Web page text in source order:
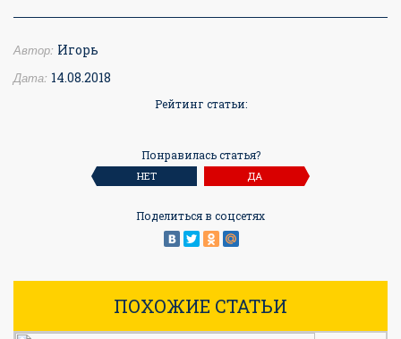
Автор: Игорь
Дата: 14.08.2018
Рейтинг статьи:
Понравилась статья?
НЕТ ДА
Поделиться в соцсетях
ПОХОЖИЕ СТАТЬИ